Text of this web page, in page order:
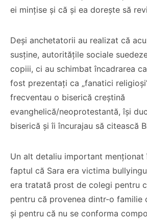
ei mințise și că și ea dorește să
Deși anchetatorii au realizat că
susține, autoritățile sociale
copiii, ci au schimbat încadrarea
fost prezentați ca „fanatici
frecventau o biserică creștină
evanghelică/neoprotestantă, își
biserică și îi încurajau să citească
Un alt detaliu important menționat
faptul că Sara era victima
era tratată prost de colegi pentru
pentru că provenea dintr-o familie
și pentru că nu se conforma